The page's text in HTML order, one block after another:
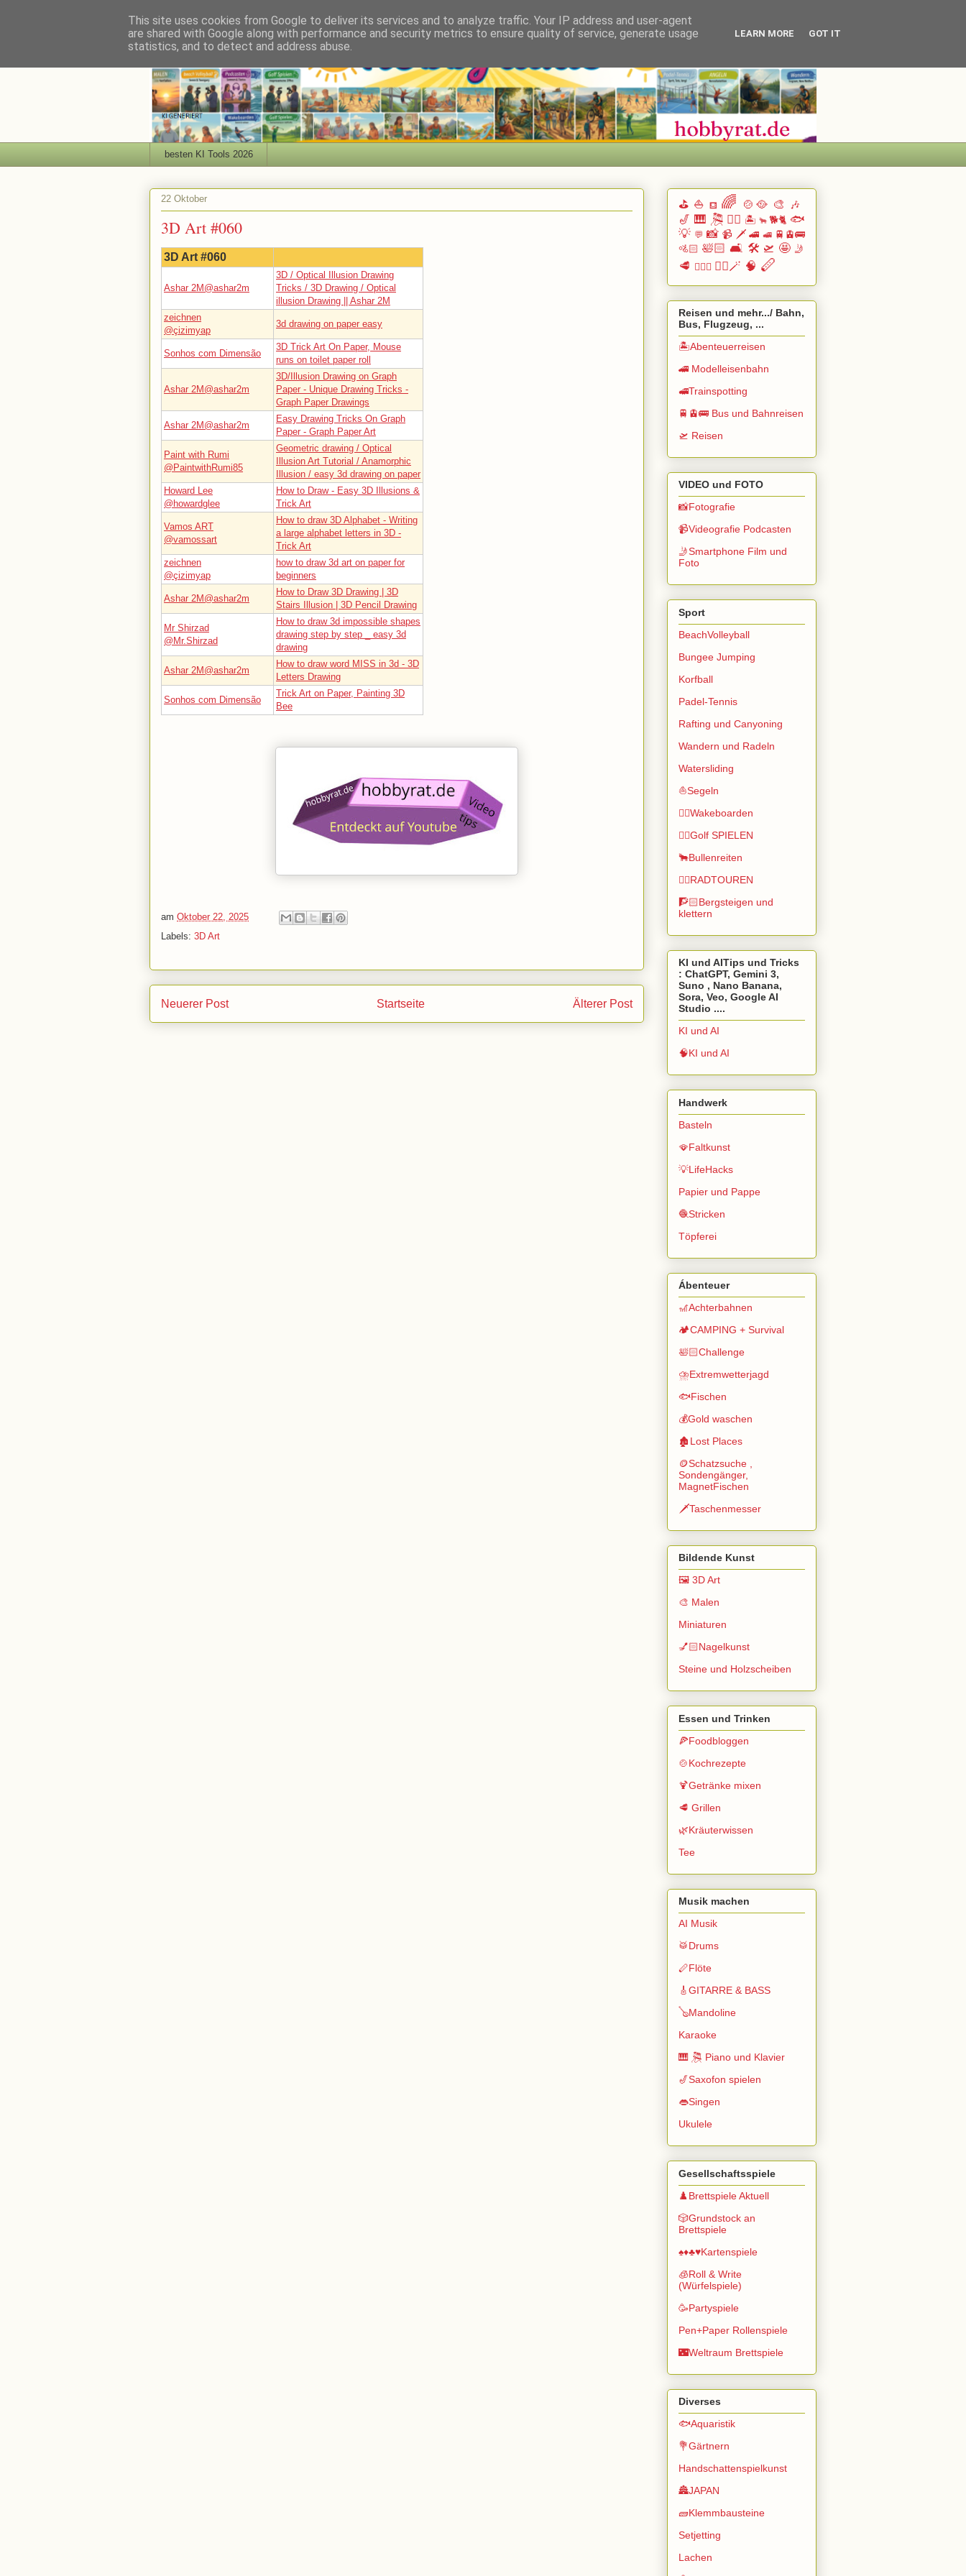
besten KI Tools 2026
22 Oktober
3D Art #060
3D Art #060
Ashar 2M@ashar2m
3D / Optical Illusion Drawing
Tricks / 3D Drawing / Optical
illusion Drawing || Ashar 2M
zeichnen
@çizimyap
3d drawing on paper easy
Sonhos com Dimensão
3D Trick Art On Paper, Mouse
runs on toilet paper roll
Ashar 2M@ashar2m
3D/Illusion Drawing on Graph
Paper - Unique Drawing Tricks -
Graph Paper Drawings
Ashar 2M@ashar2m
Easy Drawing Tricks On Graph
Paper - Graph Paper Art
Paint with Rumi
@PaintwithRumi85
Geometric drawing / Optical
Illusion Art Tutorial / Anamorphic
Illusion / easy 3d drawing on paper
Howard Lee
@howardglee
How to Draw - Easy 3D Illusions &
Trick Art
Vamos ART
@vamossart
How to draw 3D Alphabet - Writing
a large alphabet letters in 3D -
Trick Art
zeichnen
@çizimyap
how to draw 3d art on paper for
beginners
Ashar 2M@ashar2m
How to Draw 3D Drawing | 3D
Stairs Illusion | 3D Pencil Drawing
Mr Shirzad
@Mr.Shirzad
How to draw 3d impossible shapes
drawing step by step _ easy 3d
drawing
Ashar 2M@ashar2m
How to draw word MISS in 3d - 3D
Letters Drawing
Sonhos com Dimensão
Trick Art on Paper, Painting 3D
Bee
am Oktober 22, 2025
Labels: 3D Art
Neuerer Post Älterer Post
Startseite
⛳ ⛵ ⛾ 🌈 🍲🥘 🎨 🎶
🎷 🎹 🎘 🏄🏽 🏝️ 🐂 🐕🐈 🐟
💡 💬 📸 📹 🗡️ 🚄 🚅 🚆🚊🚌
🚵🏻 🛀🏻 🛋️ 🛠️ 🛫 🤩 🤳
🥩 🧗🏻‍♀️ 🧙‍♂️🪄 🧠 🪈
Reisen und mehr.../ Bahn,
Bus, Flugzeug, ...
🏝️Abenteuerreisen
🚄 Modelleisenbahn
🚅Trainspotting
🚆🚊🚌 Bus und Bahnreisen
🛫 Reisen
VIDEO und FOTO
📸Fotografie
📹Videografie Podcasten
🤳Smartphone Film und
Foto
Sport
BeachVolleyball
Bungee Jumping
Korfball
Padel-Tennis
Rafting und Canyoning
Wandern und Radeln
Watersliding
⛵Segeln
🏄🏽Wakeboarden
🏌️‍♂️Golf SPIELEN
🐂Bullenreiten
🚴‍♂️RADTOUREN
🧗🏻Bergsteigen und
klettern
KI und AITips und Tricks
: ChatGPT, Gemini 3,
Suno , Nano Banana,
Sora, Veo, Google AI
Studio ....
KI und AI
🧠KI und AI
Handwerk
Basteln
🪭Faltkunst
💡LifeHacks
Papier und Pappe
🧶Stricken
Töpferei
Ábenteuer
🎢Achterbahnen
🏕️CAMPING + Survival
🛀🏻Challenge
⛈️Extremwetterjagd
🐟Fischen
💰Gold waschen
🏚️Lost Places
🪙Schatzsuche ,
Sondengänger,
MagnetFischen
🗡️Taschenmesser
Bildende Kunst
🖼️ 3D Art
🎨 Malen
Miniaturen
💅🏻Nagelkunst
Steine und Holzscheiben
Essen und Trinken
🍕Foodbloggen
🍲Kochrezepte
🍹Getränke mixen
🥩 Grillen
🌿Kräuterwissen
Tee
Musik machen
AI Musik
🥁Drums
🪈Flöte
🎸GITARRE & BASS
🪕Mandoline
Karaoke
🎹 🎘 Piano und Klavier
🎷Saxofon spielen
👄Singen
Ukulele
Gesellschaftsspiele
♟️Brettspiele Aktuell
🎲Grundstock an
Brettspiele
♠️♦️♣️♥️Kartenspiele
🧊Roll & Write
(Würfelspiele)
🥳Partyspiele
Pen+Paper Rollenspiele
🌃Weltraum Brettspiele
Diverses
🐟Aquaristik
💐Gärtnern
Handschattenspielkunst
🏯JAPAN
🧱Klemmbausteine
Setjetting
Lachen
This site uses cookies from Google to deliver its services and to analyze traffic. Your IP address and user-agent
are shared with Google along with performance and security metrics to ensure quality of service, generate usage
statistics, and to detect and address abuse.
LEARN MORE GOT IT